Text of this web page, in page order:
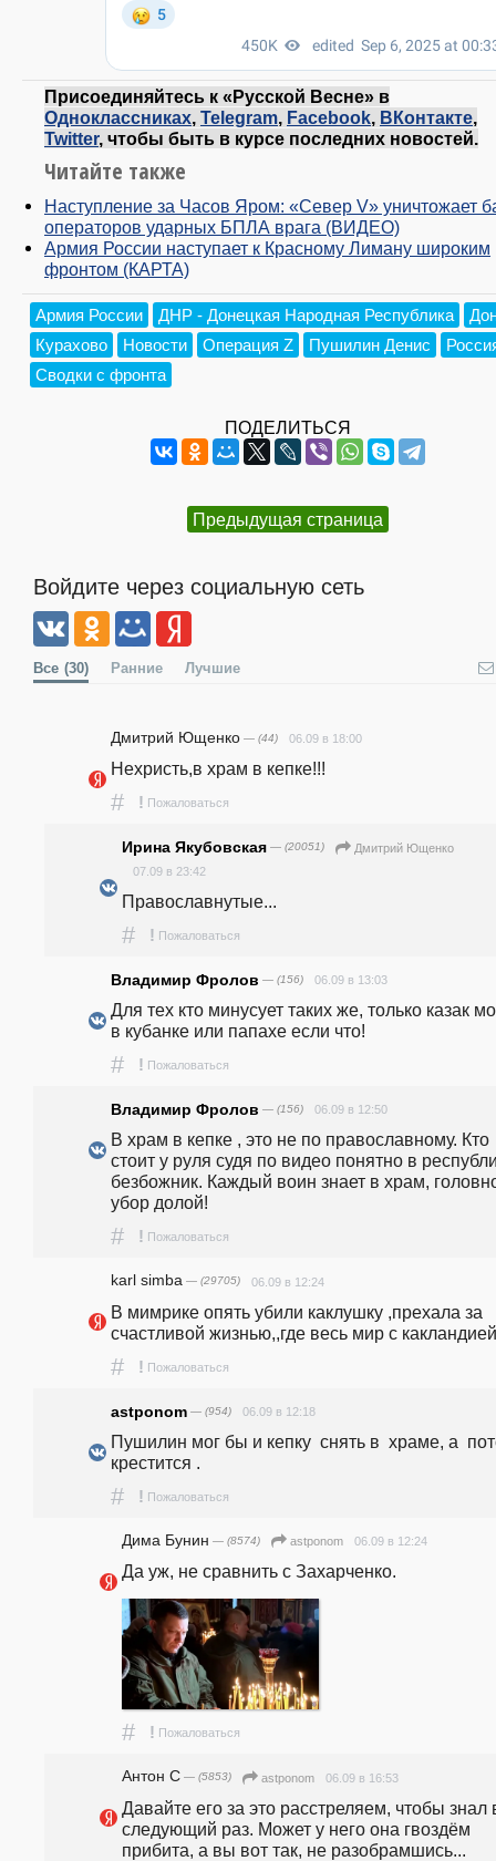
Присоединяйтесь к «Русской Весне» в
Одноклассниках, Telegram, Facebook, ВКонтакте,
Twitter, чтобы быть в курсе последних новостей.
Читайте также
Наступление за Часов Яром: «Север V» уничтожает
операторов ударных БПЛА врага (ВИДЕО)
Армия России наступает к Красному Лиману широким
фронтом (КАРТА)
Армия России ДНР - Донецкая Народная Республика
Курахово
Новости Операция Z Пушилин Денис
Сводки с фронта
ПОДЕЛИТЬСЯ
Предыдущая страница
Войдите через социальную сеть
Все (30) Ранние Лучшие
Дмитрий Ющенко — (44) 06.09 в 18:00
Нехристь,в храм в кепке!!!
# ! Пожаловаться
Ирина Якубовская — (20051)
Дмитрий Ющенко
07.09 в 23:42
Православнутые...
# ! Пожаловаться
Владимир Фролов — (156) 06.09 в 13:03
Для тех кто минусует таких же, только казак
в кубанке или папахе если что!
# ! Пожаловаться
Владимир Фролов — (156) 06.09 в 12:50
В храм в кепке , это не по православному. Кто
стоит у руля судя по видео понятно в
безбожник. Каждый воин знает в храм,
убор долой!
# ! Пожаловаться
karl simba — (29705) 06.09 в 12:24
В мимрике опять убили каклушку ,прехала за
счастливой жизнью,,где весь мир с
# ! Пожаловаться
astponom — (954) 06.09 в 12:18
Пушилин мог бы и кепку  снять в  храме, а
крестится .
# ! Пожаловаться
Дима Бунин — (8574) astponom 06.09 в 12:24
Да уж, не сравнить с Захарченко.
# ! Пожаловаться
Антон С — (5853) astponom 06.09 в 16:53
Давайте его за это расстреляем, чтобы знал
следующий раз. Может у него она гвоздём
прибита, а вы вот так, не разобрамшись...